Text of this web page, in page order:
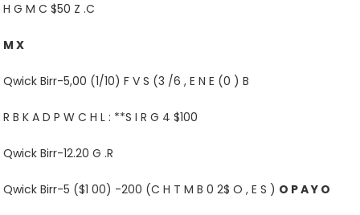
H G M C $50 Z .C
M X
Qwick Birr-5,00 (1/10) F V S (3 /6 , E N E (0 ) B
R B K A D P W C H L : **S I R G 4 $100
Qwick Birr-12.20 G .R
Qwick Birr-5 ($1 00) -200 (C H T M B 0 2$ O , E S ) O P A Y O